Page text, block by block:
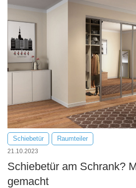
Schiebetür Raumteiler
21.10.2023
Schiebetür am Schrank?
gemacht